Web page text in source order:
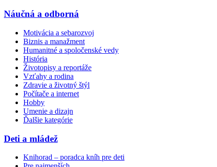
Náučná a odborná
Motivácia a sebarozvoj
Biznis a manažment
Humanitné a spoločenské vedy
História
Životopisy a reportáže
Vzťahy a rodina
Zdravie a životný štýl
Počítače a internet
Hobby
Umenie a dizajn
Ďalšie kategórie
Deti a mládež
Knihorad – poradca kníh pre deti